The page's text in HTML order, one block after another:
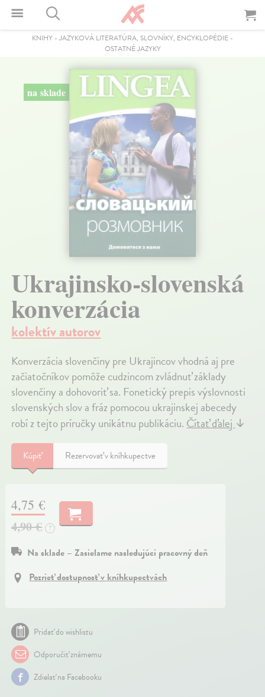
KNIHY - JAZYKOVÁ LITERATÚRA, SLOVNÍKY, ENCYKLOPÉDIE -
OSTATNÉ JAZYKY
na sklade
Ukrajinsko-slovenská
konverzácia
kolektív autorov
Konverzácia slovenčiny pre Ukrajincov vhodná aj pre
začiatočníkov pomôže cudzincom zvládnuť základy
slovenčiny a dohovoriť sa. Fonetický prepis výslovnosti
slovenských slov a fráz pomocou ukrajinskej abecedy
robí z tejto príručky unikátnu publikáciu.Čítať ďalej↓
Kúpiť Rezervovať v kníhkupectve
4,75 €
4,90 €
?
Na sklade – Zasielame nasledujúci pracovný deň
Pozrieť dostupnosť v kníhkupectvách
Pridať do wishlistu
Odporučiť známemu
Zdielať na Facebooku